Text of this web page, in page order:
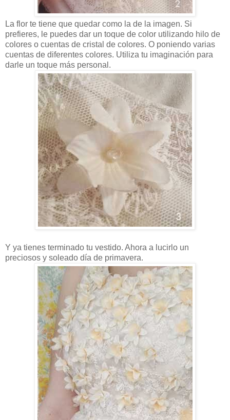
La flor te tiene que quedar como la de la imagen. Si
prefieres, le puedes dar un toque de color utilizando hilo de
colores o cuentas de cristal de colores. O poniendo varias
cuentas de diferentes colores. Utiliza tu imaginación para
darle un toque más personal.
Y ya tienes terminado tu vestido. Ahora a lucirlo un
preciosos y soleado día de primavera.